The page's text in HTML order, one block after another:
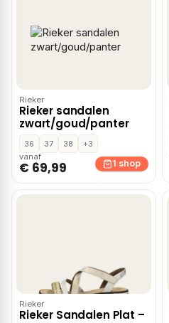
Rieker
Rieker sandalen
zwart/goud/panter
36 37 38
+3
vanaf
€ 69,99 1 shop
Rieker
Rieker Sandalen Plat –